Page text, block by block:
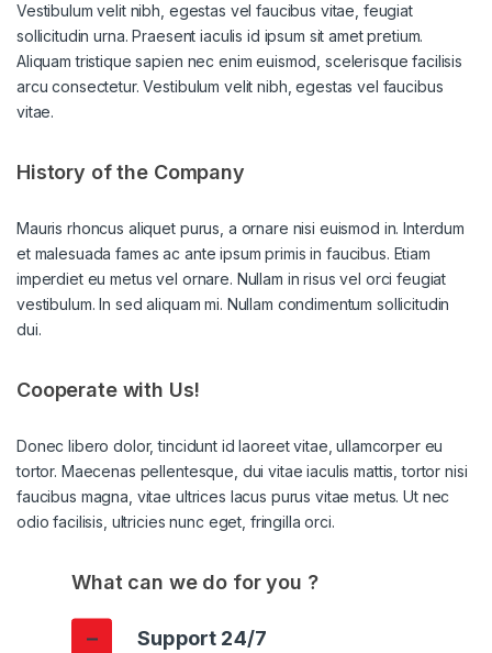
Vestibulum velit nibh, egestas vel faucibus vitae, feugiat
sollicitudin urna. Praesent iaculis id ipsum sit amet pretium.
Aliquam tristique sapien nec enim euismod, scelerisque facilisis
arcu consectetur. Vestibulum velit nibh, egestas vel faucibus
vitae.
History of the Company
Mauris rhoncus aliquet purus, a ornare nisi euismod in. Interdum
et malesuada fames ac ante ipsum primis in faucibus. Etiam
imperdiet eu metus vel ornare. Nullam in risus vel orci feugiat
vestibulum. In sed aliquam mi. Nullam condimentum sollicitudin
dui.
Cooperate with Us!
Donec libero dolor, tincidunt id laoreet vitae, ullamcorper eu
tortor. Maecenas pellentesque, dui vitae iaculis mattis, tortor nisi
faucibus magna, vitae ultrices lacus purus vitae metus. Ut nec
odio facilisis, ultricies nunc eget, fringilla orci.
What can we do for you ?
Support 24/7